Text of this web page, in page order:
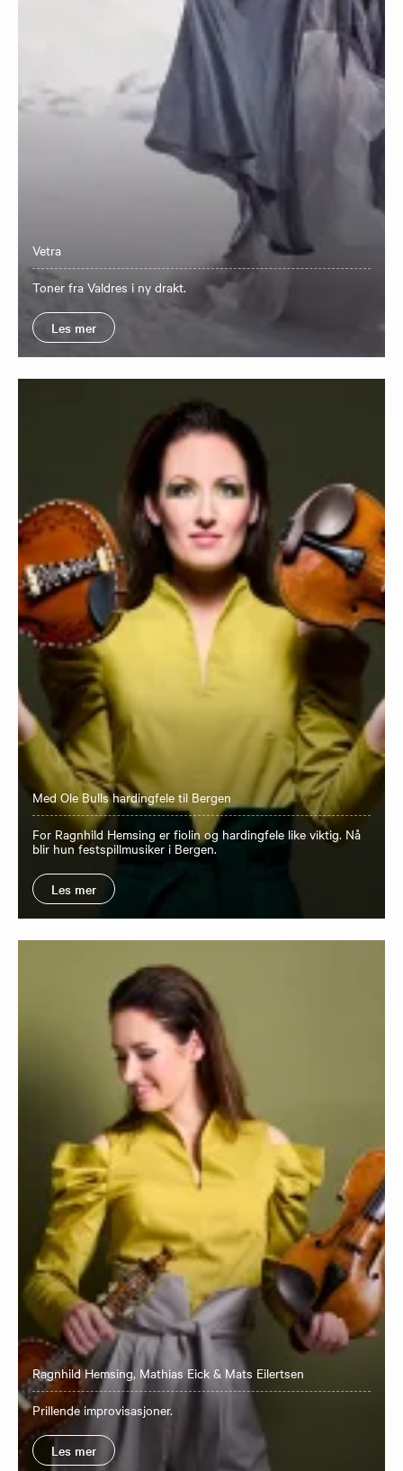
Vetra
​Toner fra Valdres i ny drakt.
Les mer
Med Ole Bulls hardingfele til Bergen
For Ragnhild Hemsing er fiolin og hardingfele like viktig. Nå
blir hun festspillmusiker i Bergen.
Les mer
Ragnhild Hemsing, Mathias Eick & Mats Eilertsen
​Prillende improvisasjoner.
Les mer